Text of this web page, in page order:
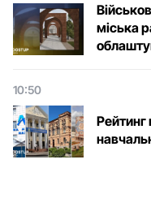
міська
10:50
Рейтинг